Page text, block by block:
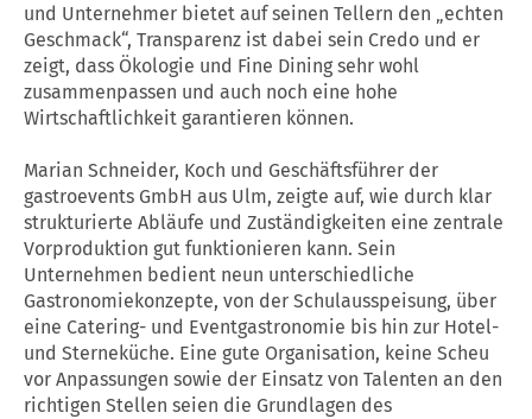
und Unternehmer bietet auf seinen Tellern den „echten
Geschmack“, Transparenz ist dabei sein Credo und er
zeigt, dass Ökologie und Fine Dining sehr wohl
zusammenpassen und auch noch eine hohe
Wirtschaftlichkeit garantieren können.
Marian Schneider, Koch und Geschäftsführer der
gastroevents GmbH aus Ulm, zeigte auf, wie durch klar
strukturierte Abläufe und Zuständigkeiten eine zentrale
Vorproduktion gut funktionieren kann. Sein
Unternehmen bedient neun unterschiedliche
Gastronomiekonzepte, von der Schulausspeisung, über
eine Catering- und Eventgastronomie bis hin zur Hotel-
und Sterneküche. Eine gute Organisation, keine Scheu
vor Anpassungen sowie der Einsatz von Talenten an den
richtigen Stellen seien die Grundlagen des